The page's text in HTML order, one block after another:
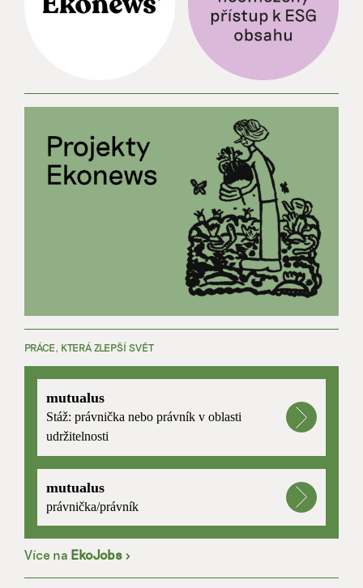
PRÁCE, KTERÁ ZLEPŠÍ SVĚT
mutualus
Stáž: právnička nebo právník v oblasti
udržitelnosti
mutualus
právnička/právník
Více na EkoJobs >